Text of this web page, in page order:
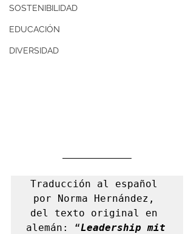
SOSTENIBILIDAD
EDUCACIÓN
DIVERSIDAD
Traducción al español
por Norma Hernández,
del texto original en
alemán: “Leadership mit